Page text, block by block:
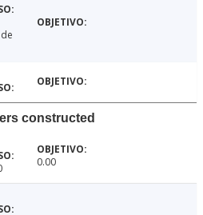
constructed
0.00